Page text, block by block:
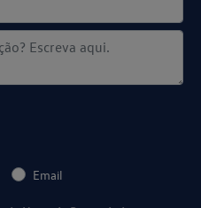
Email